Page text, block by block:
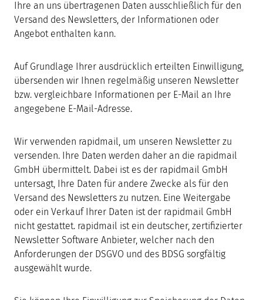
Ihre an uns übertragenen Daten ausschließlich für den
Versand des Newsletters, der Informationen oder
Angebot enthalten kann.
Auf Grundlage Ihrer ausdrücklich erteilten Einwilligung,
übersenden wir Ihnen regelmäßig unseren Newsletter
bzw. vergleichbare Informationen per E-Mail an Ihre
angegebene E-Mail-Adresse.
Wir verwenden rapidmail, um unseren Newsletter zu
versenden. Ihre Daten werden daher an die rapidmail
GmbH übermittelt. Dabei ist es der rapidmail GmbH
untersagt, Ihre Daten für andere Zwecke als für den
Versand des Newsletters zu nutzen. Eine Weitergabe
oder ein Verkauf Ihrer Daten ist der rapidmail GmbH
nicht gestattet. rapidmail ist ein deutscher, zertifizierter
Newsletter Software Anbieter, welcher nach den
Anforderungen der DSGVO und des BDSG sorgfältig
ausgewählt wurde.